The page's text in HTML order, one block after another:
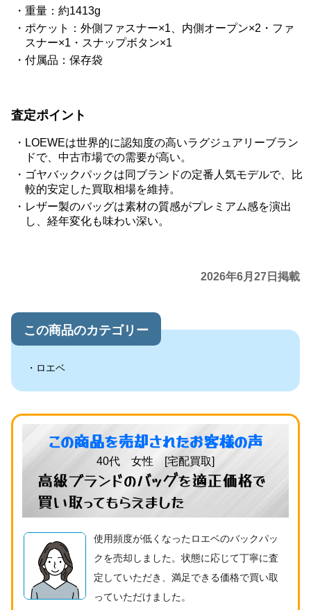
重量：約1413g
ポケット：外側ファスナー×1、内側オープン×2・ファ
スナー×1・スナップボタン×1
付属品：保存袋
査定ポイント
LOEWEは世界的に認知度の高いラグジュアリーブラン
ドで、中古市場での需要が高い。
ゴヤバックパックは同ブランドの定番人気モデルで、比
較的安定した買取相場を維持。
レザー製のバッグは素材の質感がプレミアム感を演出
し、経年変化も味わい深い。
2026年6月27日掲載
この商品のカテゴリー
ロエベ
この商品を売却されたお客様の声
40代 女性 [宅配買取]
高級ブランドのバッグを適正価格で
買い取ってもらえました
使用頻度が低くなったロエベのバックパッ
クを売却しました。状態に応じて丁寧に査
定していただき、満足できる価格で買い取
っていただけました。